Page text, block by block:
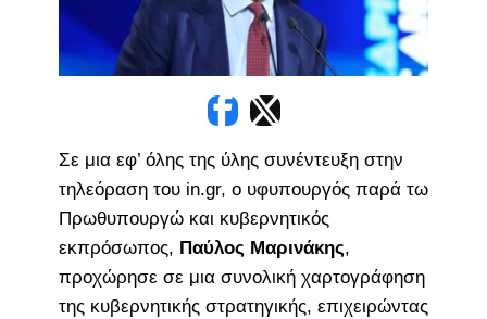
Σε μια εφ’ όλης της ύλης συνέντευξη στην
τηλεόραση του in.gr, ο υφυπουργός παρά τω
Πρωθυπουργώ και κυβερνητικός
εκπρόσωπος, Παύλος Μαρινάκης,
προχώρησε σε μια συνολική χαρτογράφηση
της κυβερνητικής στρατηγικής, επιχειρώντας